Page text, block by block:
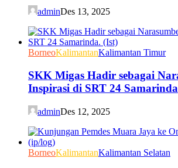
adminDes 13, 2025
BorneoKalimantanKalimantan Timur
SKK Migas Hadir sebagai
Inspirasi di SRT 24 Samarinda
adminDes 12, 2025
BorneoKalimantanKalimantan Selatan